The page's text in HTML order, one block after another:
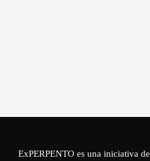
ExPERPENTO es una iniciativa de